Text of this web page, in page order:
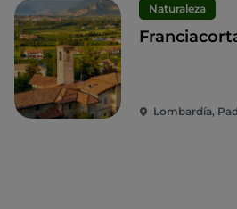
Naturaleza